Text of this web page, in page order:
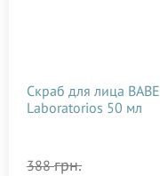
Скраб для лица BABE
Laboratorios 50 мл
388грн.